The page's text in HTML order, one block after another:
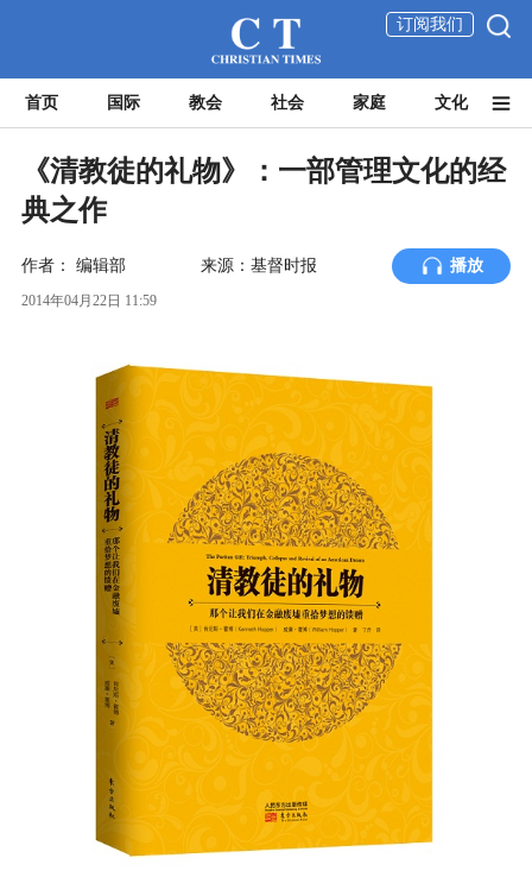
订阅我们
首页 国际 教会 社会 家庭 文化
《清教徒的礼物》：一部管理文化的经
典之作
作者： 编辑部 来源：基督时报 播放
2014年04月22日 11:59